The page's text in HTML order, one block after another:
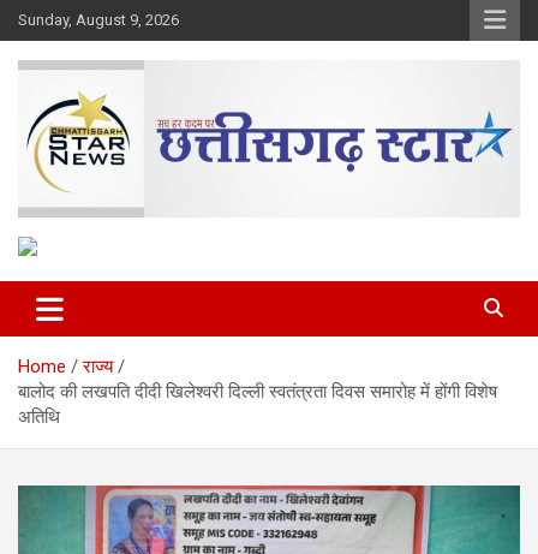
Skip
to
content
Sunday, August 9, 2026
Chhattisgarh Star
Home
राज्य
बालोद की लखपति दीदी खिलेश्वरी दिल्ली स्वतंत्रता दिवस समारोह में होंगी विशेष
अतिथि